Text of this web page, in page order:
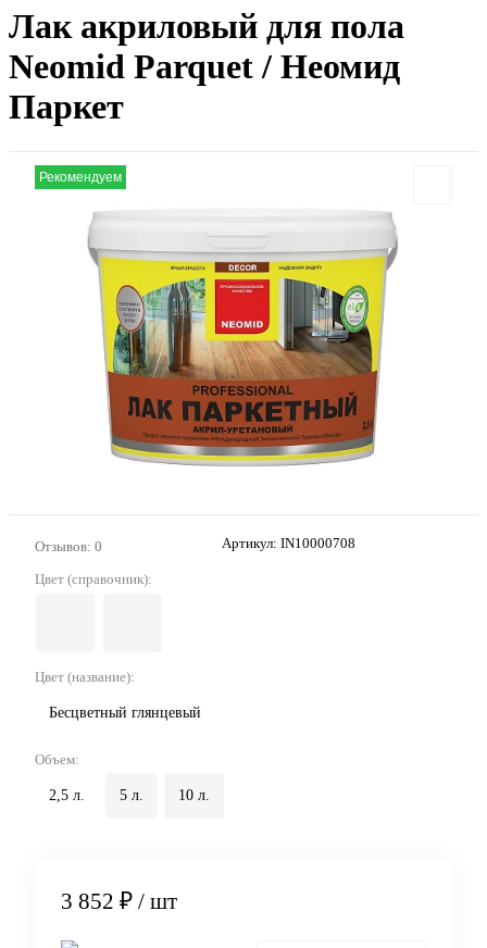
Лак акриловый для пола
Neomid Parquet / Неомид
Паркет
Рекомендуем
Отзывов: 0 Артикул: IN10000708
Цвет (справочник):
Цвет (название):
Бесцветный глянцевый
Объем:
2,5 л. 5 л. 10 л.
3 852 ₽ / шт